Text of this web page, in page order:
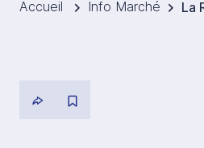
Accueil Info Marché